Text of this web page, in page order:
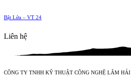
Bật Lửa – VT 24
Liên hệ
CÔNG TY TNHH KỸ THUẬT CÔNG NGHỆ LÂM HẢI